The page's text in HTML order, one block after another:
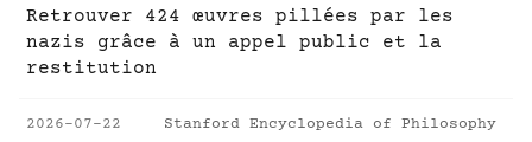
Retrouver 424 œuvres pillées par les
nazis grâce à un appel public et la
restitution
2026-07-22 Stanford Encyclopedia of Philosophy